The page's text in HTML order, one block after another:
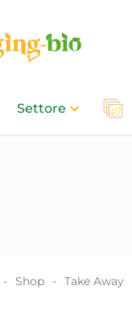
Settore
- Shop - Take Away